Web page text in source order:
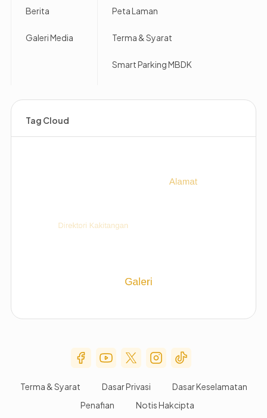
Berita
Galeri Media
Peta Laman
Terma & Syarat
Smart Parking MBDK
Tag Cloud
Social Media Menu
Terma & Syarat Dasar Privasi
Dasar Keselamatan
Penafian
Notis Hakcipta